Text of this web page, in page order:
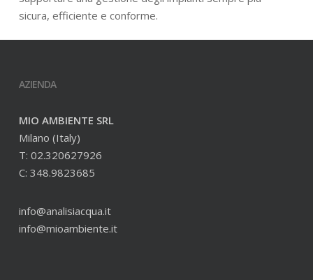
sicura, efficiente e conforme.
AZIENDA
MIO AMBIENTE SRL
Milano (Italy)
T: 02.320627926
C: 348.9823685
info@analisiacqua.it
info@mioambiente.it